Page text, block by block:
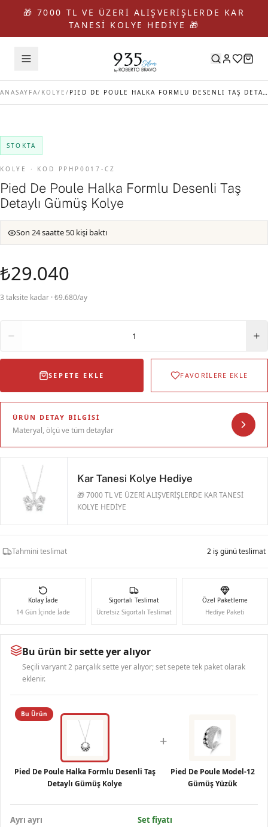
🎁 7000 TL VE ÜZERİ ALIŞVERİŞLERDE KAR
TANESİ KOLYE HEDİYE 🎁
ANASAYFA/ KOLYE / PIED DE POULE HALKA FORMLU DESENLI TAŞ DETAYLI GÜMÜŞ KOLYE
STOKTA
KOLYE · KOD PPHP0017-CZ
Pied De Poule Halka Formlu Desenli Taş
Detaylı Gümüş Kolye
Son 24 saatte 50 kişi baktı
₺29.040
3 taksite kadar · ₺9.680/ay
1
SEPETE EKLE FAVORİLERE EKLE
ÜRÜN DETAY BILGISI
Materyal, ölçü ve tüm detaylar
Kar Tanesi Kolye Hediye
🎁 7000 TL VE ÜZERİ ALIŞVERİŞLERDE KAR TANESİ
KOLYE HEDİYE
Tahmini teslimat 2 iş günü teslimat
Kolay İade
14 Gün İçinde İade
Sigortalı Teslimat
Ücretsiz Sigortalı Teslimat
Özel Paketleme
Hediye Paketi
Bu ürün bir sette yer alıyor
Seçili varyant 2 parçalık sette yer alıyor; set sepete tek paket olarak
eklenir.
Bu Ürün
Pied De Poule Halka Formlu Desenli Taş
Detaylı Gümüş Kolye
+
Pied De Poule Model-12
Gümüş Yüzük
Ayrı ayrı Set fiyatı